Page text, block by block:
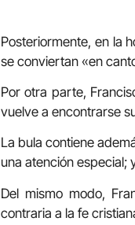
Posteriormente, en la
se conviertan «en
Por otra parte,
vuelve a encontrarse
La bula contiene
una atención especial;
Del mismo modo,
contraria a la fe